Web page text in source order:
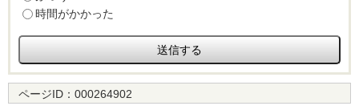
時間がかかった
ページID： 000264902